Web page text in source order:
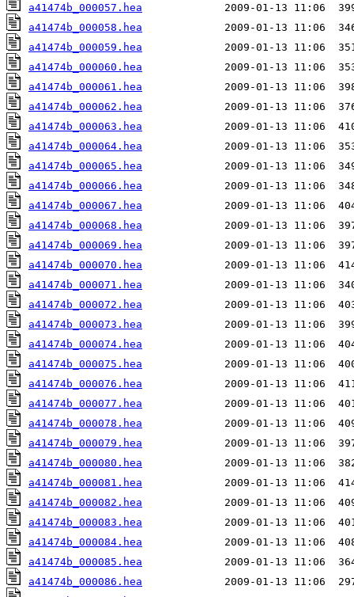
a41474b_000057.hea
a41474b_000058.hea
a41474b_000059.hea
a41474b_000060.hea
a41474b_000061.hea
a41474b_000062.hea
a41474b_000063.hea
a41474b_000064.hea
a41474b_000065.hea
a41474b_000066.hea
a41474b_000067.hea
a41474b_000068.hea
a41474b_000069.hea
a41474b_000070.hea
a41474b_000071.hea
a41474b_000072.hea
a41474b_000073.hea
a41474b_000074.hea
a41474b_000075.hea
a41474b_000076.hea
a41474b_000077.hea
a41474b_000078.hea
a41474b_000079.hea
a41474b_000080.hea
a41474b_000081.hea
a41474b_000082.hea
a41474b_000083.hea
a41474b_000084.hea
a41474b_000085.hea
a41474b_000086.hea